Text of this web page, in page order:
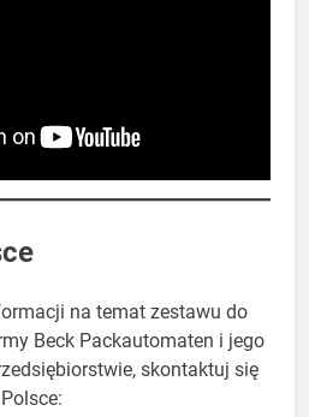
na temat zestawu do
Beck Packautomaten i jego
skontaktuj się